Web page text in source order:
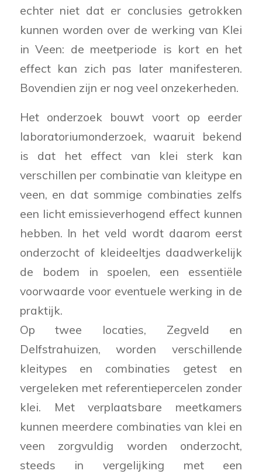
echter niet dat er conclusies getrokken
kunnen worden over de werking van Klei
in Veen: de meetperiode is kort en het
effect kan zich pas later manifesteren.
Bovendien zijn er nog veel onzekerheden.
Het onderzoek bouwt voort op eerder
laboratoriumonderzoek, waaruit bekend
is dat het effect van klei sterk kan
verschillen per combinatie van kleitype en
veen, en dat sommige combinaties zelfs
een licht emissieverhogend effect kunnen
hebben. In het veld wordt daarom eerst
onderzocht of kleideeltjes daadwerkelijk
de bodem in spoelen, een essentiële
voorwaarde voor eventuele werking in de
praktijk.
Op twee locaties, Zegveld en
Delfstrahuizen, worden verschillende
kleitypes en combinaties getest en
vergeleken met referentiepercelen zonder
klei. Met verplaatsbare meetkamers
kunnen meerdere combinaties van klei en
veen zorgvuldig worden onderzocht,
steeds in vergelijking met een